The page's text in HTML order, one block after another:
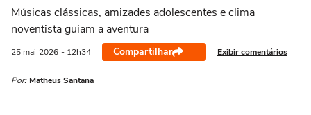
Músicas clássicas, amizades adolescentes e clima
noventista guiam a aventura
25 mai 2026 - 12h34 Compartilhar Exibir comentários
Por: Matheus Santana